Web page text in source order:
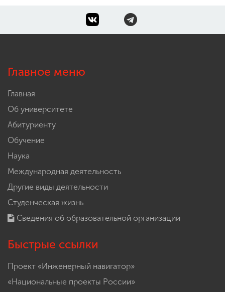
Главное меню
Главная
Об университете
Абитуриенту
Обучение
Наука
Международная деятельность
Другие виды деятельности
Студенческая жизнь
Сведения об образовательной организации
Быстрые ссылки
Проект «Инженерный навигатор»
«Национальные проекты России»